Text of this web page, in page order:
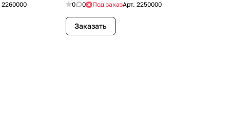
2260000 0 0 Под заказАрт. 2250000
Заказать